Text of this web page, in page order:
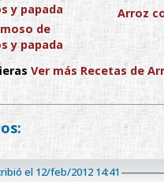
de
y papada
Arroz
Ver más Recetas de
el 12/feb/2012 14:41